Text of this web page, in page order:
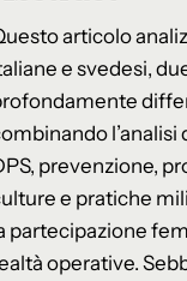
articolo
e svedesi,
prevenzione,
e pratiche
partecipazione
operative.